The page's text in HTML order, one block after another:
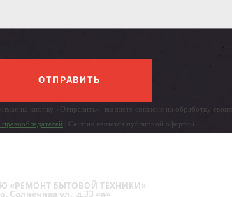
ОТПРАВИТЬ
на кнопку «Отправить», вы даете согласие на обработку своих
правообладателей | Сайт не является публичной офертой.
«РЕМОНТ БЫТОВОЙ ТЕХНИКИ»
Солнечная ул., д.33 «а»